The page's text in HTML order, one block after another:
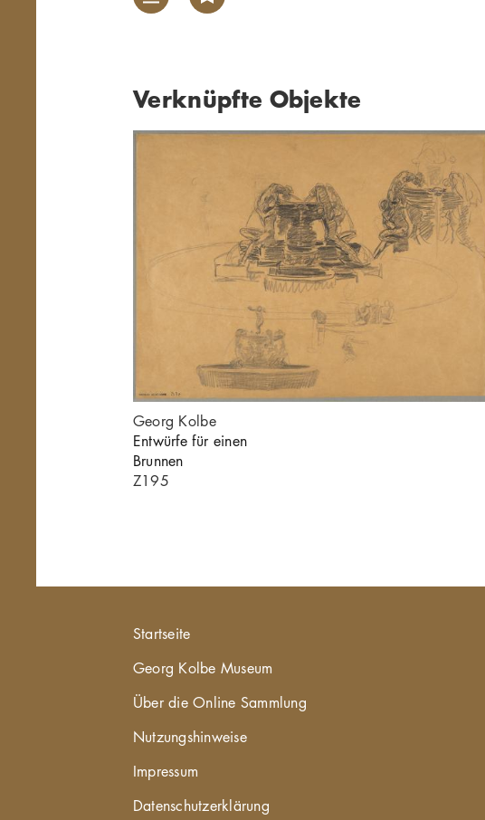
Verknüpfte Objekte
Georg Kolbe
Entwürfe für einen
Brunnen
Z195
Hauptnavigation
Startseite
Georg Kolbe Museum
Über die Online Sammlung
Nutzungshinweise
Impressum
Datenschutzerklärung